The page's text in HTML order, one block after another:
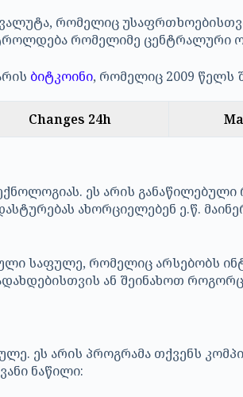
რომელიც
რომელიმე ცენტრალური
ბიტკოინი, რომელიც 2009 წელს
Changes 24h
ეს არის
ახორციელებენ ე.წ.
საფულე, რომელიც არსებობს
ან შეინახოთ როგორც
ეს არის პროგრამა თქვენს
ნაწილი: